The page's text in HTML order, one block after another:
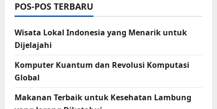
POS-POS TERBARU
Wisata Lokal Indonesia yang Menarik untuk
Dijelajahi
Komputer Kuantum dan Revolusi Komputasi
Global
Makanan Terbaik untuk Kesehatan Lambung